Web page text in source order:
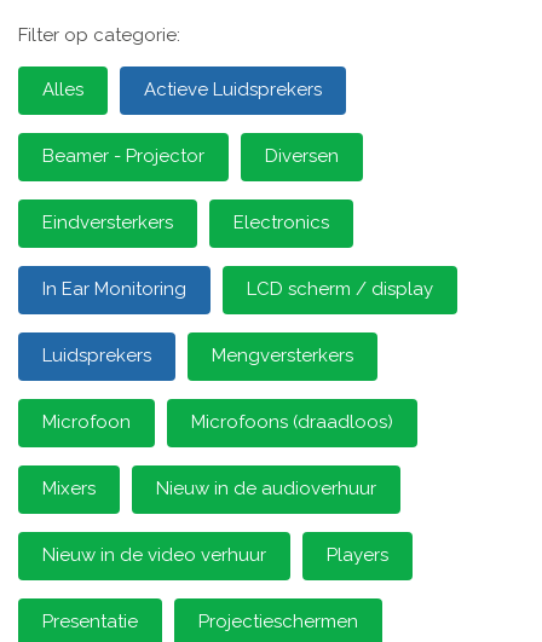
Filter op categorie:
Alles Actieve Luidsprekers
Beamer - Projector Diversen
Eindversterkers Electronics
In Ear Monitoring LCD scherm / display
Luidsprekers Mengversterkers
Microfoon Microfoons (draadloos)
Mixers Nieuw in de audioverhuur
Nieuw in de video verhuur Players
Presentatie Projectieschermen